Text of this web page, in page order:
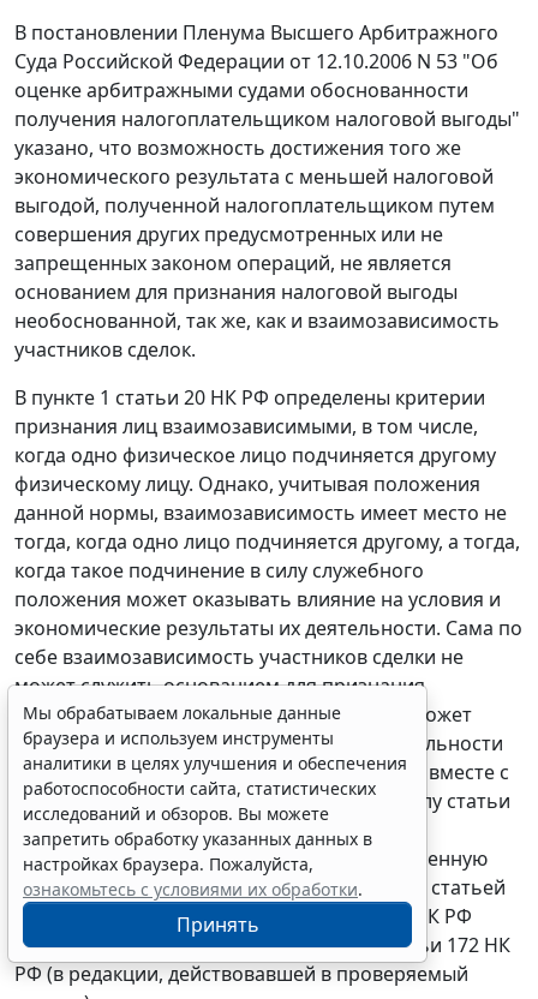
В постановлении Пленума Высшего Арбитражного
Суда Российской Федерации от 12.10.2006 N 53 "Об
оценке арбитражными судами обоснованности
получения налогоплательщиком налоговой выгоды"
указано, что возможность достижения того же
экономического результата с меньшей налоговой
выгодой, полученной налогоплательщиком путем
совершения других предусмотренных или не
запрещенных законом операций, не является
основанием для признания налоговой выгоды
необоснованной, так же, как и взаимозависимость
участников сделок.
В пункте 1 статьи 20 НК РФ определены критерии
признания лиц взаимозависимыми, в том числе,
когда одно физическое лицо подчиняется другому
физическому лицу. Однако, учитывая положения
данной нормы, взаимозависимость имеет место не
тогда, когда одно лицо подчиняется другому, а тогда,
когда такое подчинение в силу служебного
положения может оказывать влияние на условия и
экономические результаты их деятельности. Сама по
себе взаимозависимость участников сделки не
может служить основанием для признания
налоговой выгоды необоснованной. Она может
иметь значение для целей проверки правильности
применения цен согласностатье 40НК РФ, вместе с
тем инспекцией цена не проверялась. В силу статьи
171НК РФ налогоплательщик имеет право
уменьшить общую сумму налога на добавленную
стоимость, исчисленную в соответствии со статьей
166
НК РФ, на установленные
НК РФ
налоговые вычеты. Согласнопункту 1 статьи 172 НК
РФ (в редакции, действовавшей в проверяемый
Мы обрабатываем локальные данные
браузера и используем инструменты
аналитики в целях улучшения и обеспечения
работоспособности сайта, статистических
исследований и обзоров. Вы можете
запретить обработку указанных данных в
настройках браузера. Пожалуйста,
ознакомьтесь с условиями их обработки.
Принять